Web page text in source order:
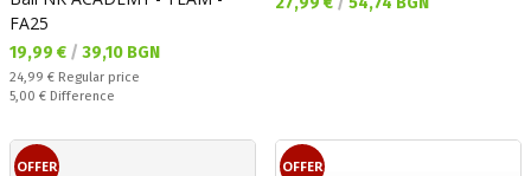
FA25
Текуща цена:
19,99 € / 39,10 BGN
Regular price:
24,99 € Regular price
Спестявате:
5,00 € Difference
OFFER OFFER